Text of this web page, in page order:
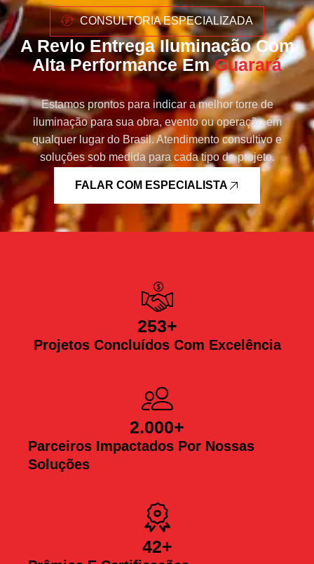
CONSULTORIA ESPECIALIZADA
A Revlo Entrega Iluminação Com
Alta Performance EmGuarará
Estamos prontos para indicar a melhor torre de
iluminação para sua obra, evento ou operação em
qualquer lugar do Brasil. Atendimento consultivo e
soluções sob medida para cada tipo de projeto.
FALAR COM ESPECIALISTA
Projetos Concluídos Com Excelência
253+
Parceiros Impactados Por Nossas
Soluções
2.000+
42+